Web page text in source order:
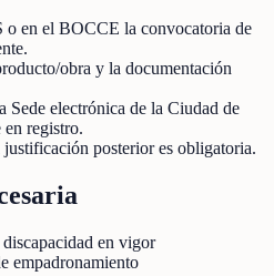
o en el BOCCE la convocatoria de
obra y la documentación
Sede electrónica de la Ciudad de
en registro.
posterior es obligatoria.
en vigor
empadronamiento